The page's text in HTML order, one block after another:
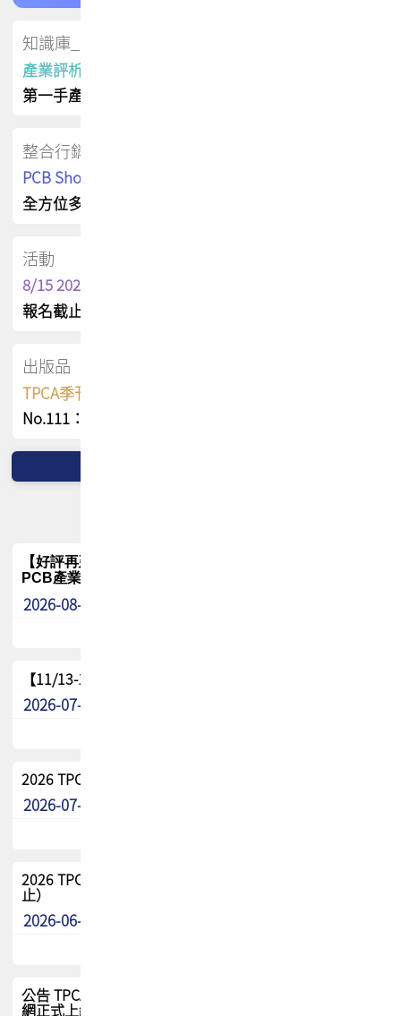
知識庫_會員專屬
產業評析報告
第一手產業資訊
整合行銷
PCB Shop 採購指南
全方位多元曝光方案
活動
8/15 2026 TPCA健康盃保齡球聯誼賽
報名截止日 : 8/3 活動日期 : 8/15
出版品
TPCA季刊 FREE 線上版
No.111：PCB全球風險布局與韌性
【好評再延長】PCB GPT 全面開放體驗延長到8月!!
PCB產業專屬 AI 知識平台
2026-08-04
【11/13-15】2026 TPCA 百岳登頂_南橫三星
2026-07-22
2026 TPCA中南區會員問卷暨7/31交流餐敘報名
2026-07-08
2026 TPCA健康盃保齡球聯誼賽 熱烈報名中（8/3報名截
止）
2026-06-29
公告 TPCA 台灣電路板協會官網將迎來新面貌，7/1 新官
網正式上線！